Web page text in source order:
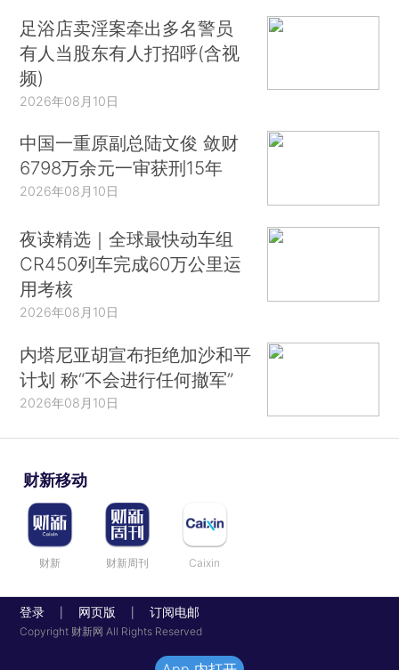
足浴店卖淫案牵出多名警员
有人当股东有人打招呼(含视
频)
2026年08月10日
中国一重原副总陆文俊 敛财
6798万余元一审获刑15年
2026年08月10日
夜读精选｜全球最快动车组
CR450列车完成60万公里运
用考核
2026年08月10日
内塔尼亚胡宣布拒绝加沙和平
计划 称“不会进行任何撤军”
2026年08月10日
财新移动
财新 财新周刊 Caixin
登录 网页版 订阅电邮
Copyright 财新网 All Rights Reserved